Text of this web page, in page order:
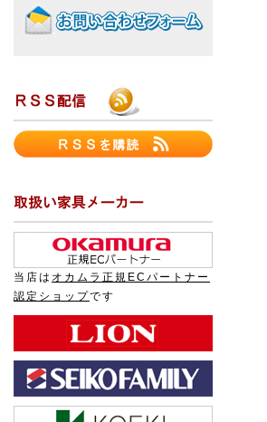
当店は オカムラ正規ECパートナー
認定ショップです